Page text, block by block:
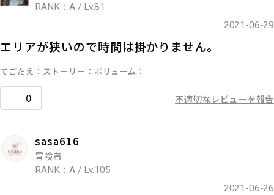
RANK：A / Lv.81
2021-06-29
エリアが狭いので時間は掛かりません。
てごたえ ストーリー ボリューム
0 不適切なレビューを報告
sasa616
冒険者
RANK：A / Lv.105
2021-06-26